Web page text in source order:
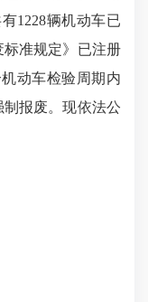
1228辆机动车已
准规定》已注册
动车检验周期内
报废。现依法公